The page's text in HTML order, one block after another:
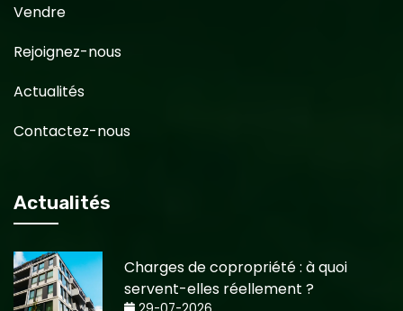
Vendre
Rejoignez-nous
Actualités
Contactez-nous
Actualités
Charges de copropriété : à quoi
servent-elles réellement ?